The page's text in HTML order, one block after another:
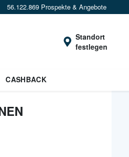
56.122.869 Prospekte & Angebote
Standort
festlegen
CASHBACK